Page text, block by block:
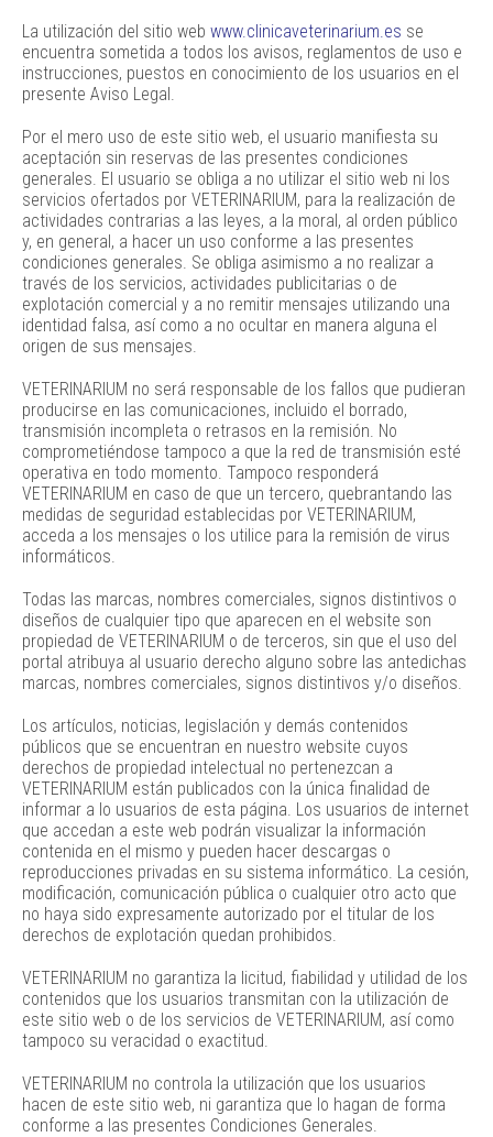
La utilización del sitio web www.clinicaveterinarium.es se
encuentra sometida a todos los avisos, reglamentos de uso e
instrucciones, puestos en conocimiento de los usuarios en el
presente Aviso Legal.
Por el mero uso de este sitio web, el usuario manifiesta su
aceptación sin reservas de las presentes condiciones
generales. El usuario se obliga a no utilizar el sitio web ni los
servicios ofertados por VETERINARIUM, para la realización de
actividades contrarias a las leyes, a la moral, al orden público
y, en general, a hacer un uso conforme a las presentes
condiciones generales. Se obliga asimismo a no realizar a
través de los servicios, actividades publicitarias o de
explotación comercial y a no remitir mensajes utilizando una
identidad falsa, así como a no ocultar en manera alguna el
origen de sus mensajes.
VETERINARIUM no será responsable de los fallos que pudieran
producirse en las comunicaciones, incluido el borrado,
transmisión incompleta o retrasos en la remisión. No
comprometiéndose tampoco a que la red de transmisión esté
operativa en todo momento. Tampoco responderá
VETERINARIUM en caso de que un tercero, quebrantando las
medidas de seguridad establecidas por VETERINARIUM,
acceda a los mensajes o los utilice para la remisión de virus
informáticos.
Todas las marcas, nombres comerciales, signos distintivos o
diseños de cualquier tipo que aparecen en el website son
propiedad de VETERINARIUM o de terceros, sin que el uso del
portal atribuya al usuario derecho alguno sobre las antedichas
marcas, nombres comerciales, signos distintivos y/o diseños.
Los artículos, noticias, legislación y demás contenidos
públicos que se encuentran en nuestro website cuyos
derechos de propiedad intelectual no pertenezcan a
VETERINARIUM están publicados con la única finalidad de
informar a lo usuarios de esta página. Los usuarios de internet
que accedan a este web podrán visualizar la información
contenida en el mismo y pueden hacer descargas o
reproducciones privadas en su sistema informático. La cesión,
modificación, comunicación pública o cualquier otro acto que
no haya sido expresamente autorizado por el titular de los
derechos de explotación quedan prohibidos.
VETERINARIUM no garantiza la licitud, fiabilidad y utilidad de los
contenidos que los usuarios transmitan con la utilización de
este sitio web o de los servicios de VETERINARIUM, así como
tampoco su veracidad o exactitud.
VETERINARIUM no controla la utilización que los usuarios
hacen de este sitio web, ni garantiza que lo hagan de forma
conforme a las presentes Condiciones Generales.